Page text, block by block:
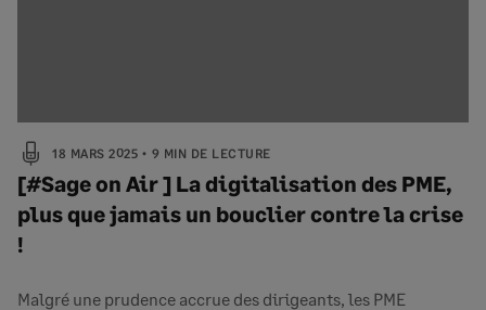
18 MARS 2025 9 MIN DE LECTURE
[#Sage on Air ] La digitalisation des PME,
plus que jamais un bouclier contre la crise
!
Malgré une prudence accrue des dirigeants, les PME